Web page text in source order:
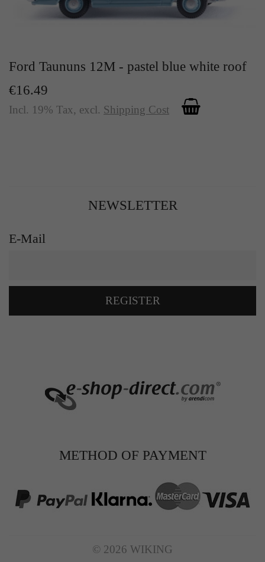
Ford Taununs 12M - pastel blue white roof
€16.49
Incl. 19% Tax, excl. Shipping Cost
NEWSLETTER
E-Mail
REGISTER
METHOD OF PAYMENT
© 2026 WIKING